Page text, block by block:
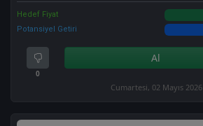
Hedef Fiyat
Potansiyel Getiri
0
Al
Cumartesi, 02 Mayıs 2026